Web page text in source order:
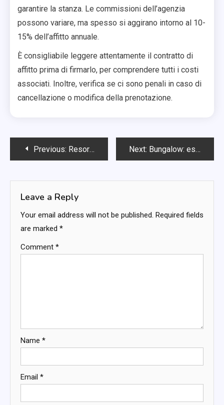
garantire la stanza. Le commissioni dell’agenzia
possono variare, ma spesso si aggirano intorno al 10-
15% dell’affitto annuale.
È consigliabile leggere attentamente il contratto di
affitto prima di firmarlo, per comprendere tutti i costi
associati. Inoltre, verifica se ci sono penali in caso di
cancellazione o modifica della prenotazione.
PostPrevious: Resort: costi all-inclusive, spese per attività, pacchetti promozionali Next: Bungalow: esperienze immersive, tranquillità, contatto con la natura
Leave a Reply
Your email address will not be published. Required fields
are marked *
Comment *
Name *
Email *